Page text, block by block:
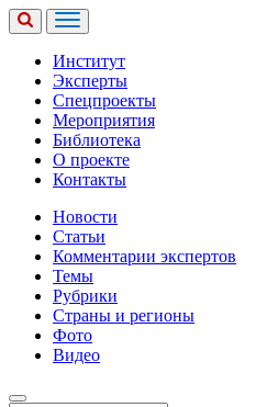
Институт
Эксперты
Спецпроекты
Мероприятия
Библиотека
О проекте
Контакты
Новости
Статьи
Комментарии экспертов
Темы
Рубрики
Страны и регионы
Фото
Видео